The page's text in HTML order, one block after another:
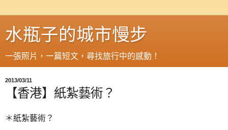
水瓶子的城市慢步
一張照片，一篇短文，尋找旅行中的感動！
2013/03/11
【香港】紙紮藝術？
＊紙紮藝術？